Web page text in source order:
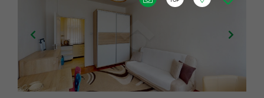
Leaflet|© OpenStreetMap